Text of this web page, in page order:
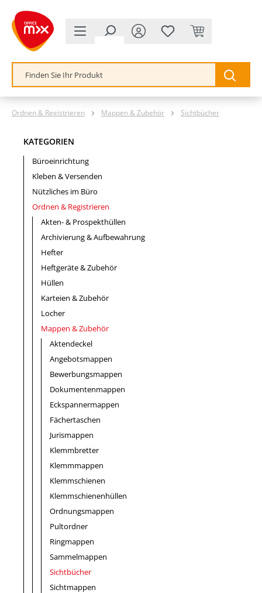
springen
Ordnen & Registrieren Mappen & Zubehör Sichtbücher
KATEGORIEN
Büroeinrichtung
Kleben & Versenden
Nützliches im Büro
Ordnen & Registrieren
Akten- & Prospekthüllen
Archivierung & Aufbewahrung
Hefter
Heftgeräte & Zubehör
Hüllen
Karteien & Zubehör
Locher
Mappen & Zubehör
Aktendeckel
Angebotsmappen
Bewerbungsmappen
Dokumentenmappen
Eckspannermappen
Fächertaschen
Jurismappen
Klemmbretter
Klemmmappen
Klemmschienen
Klemmschienenhüllen
Ordnungsmappen
Pultordner
Ringmappen
Sammelmappen
Sichtbücher
Sichtmappen